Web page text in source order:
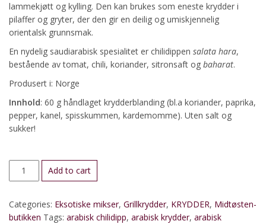
lammekjøtt og kylling. Den kan brukes som eneste krydder i
pilaffer og gryter, der den gir en deilig og umiskjennelig
orientalsk grunnsmak.
En nydelig saudiarabisk spesialitet er chilidippen salata hara,
bestående av tomat, chili, koriander, sitronsaft og baharat.
Produsert i: Norge
Innhold: 60 g håndlaget krydderblanding (bl.a koriander, paprika,
pepper, kanel, spisskummen, kardemomme). Uten salt og
sukker!
Baharat
(Arabisk
quantity
Add to cart
Categories: Eksotiske mikser, Grillkrydder, KRYDDER, Midtøsten-
butikken Tags: arabisk chilidipp, arabisk krydder, arabisk